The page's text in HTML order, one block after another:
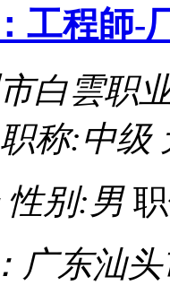
工程師-
白雲职
职称:中级
性别:男职
广东汕